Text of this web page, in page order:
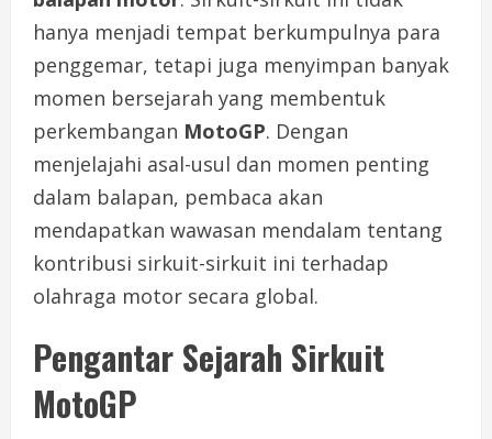
hanya menjadi tempat berkumpulnya para
penggemar, tetapi juga menyimpan banyak
momen bersejarah yang membentuk
perkembangan MotoGP. Dengan
menjelajahi asal-usul dan momen penting
dalam balapan, pembaca akan
mendapatkan wawasan mendalam tentang
kontribusi sirkuit-sirkuit ini terhadap
olahraga motor secara global.
Pengantar Sejarah Sirkuit
MotoGP